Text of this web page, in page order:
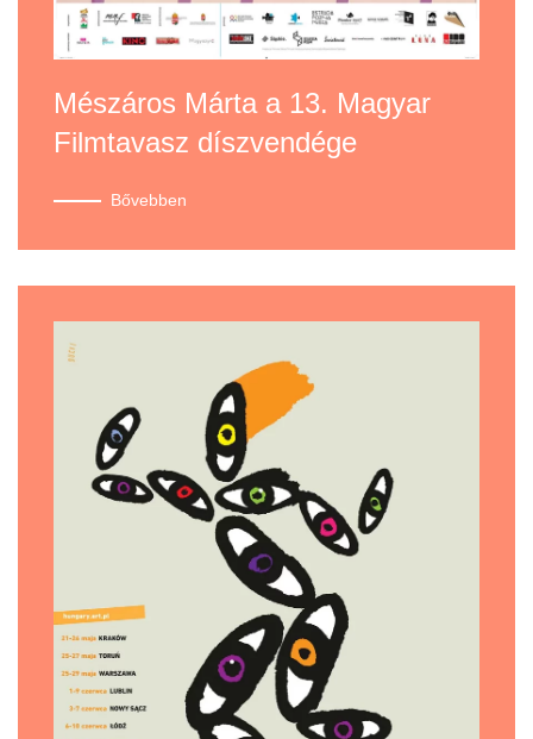
Mészáros Márta a 13. Magyar
Filmtavasz díszvendége
Bővebben